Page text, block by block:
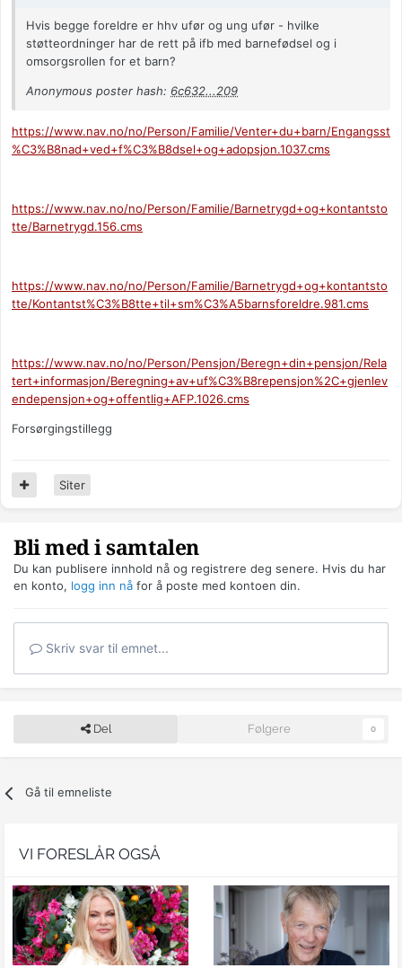
Hvis begge foreldre er hhv ufør og ung ufør - hvilke
støtteordninger har de rett på ifb med barnefødsel og i
omsorgsrollen for et barn?
Anonymous poster hash: 6c632...209
https://www.nav.no/no/Person/Familie/Venter+du+barn/Engangsst
%C3%B8nad+ved+f%C3%B8dsel+og+adopsjon.1037.cms
https://www.nav.no/no/Person/Familie/Barnetrygd+og+kontantsto
tte/Barnetrygd.156.cms
https://www.nav.no/no/Person/Familie/Barnetrygd+og+kontantsto
tte/Kontantst%C3%B8tte+til+sm%C3%A5barnsforeldre.981.cms
https://www.nav.no/no/Person/Pensjon/Beregn+din+pensjon/Rela
tert+informasjon/Beregning+av+uf%C3%B8repensjon%2C+gjenlev
endepensjon+og+offentlig+AFP.1026.cms
Forsørgingstillegg
Siter
Bli med i samtalen
Du kan publisere innhold nå og registrere deg senere. Hvis du har
en konto, logg inn nå for å poste med kontoen din.
Skriv svar til emnet...
Del Følgere 0
Gå til emneliste
VI FORESLÅR OGSÅ